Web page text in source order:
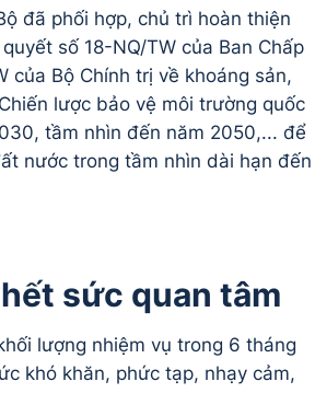
đã phối hợp, chủ trì hoàn thiện
số 18-NQ/TW của Ban Chấp
của Bộ Chính trị về khoáng sản,
lược bảo vệ môi trường quốc
tầm nhìn đến năm 2050,... để
nước trong tầm nhìn dài hạn đến
sức quan tâm
lượng nhiệm vụ trong 6 tháng
khó khăn, phức tạp, nhạy cảm,